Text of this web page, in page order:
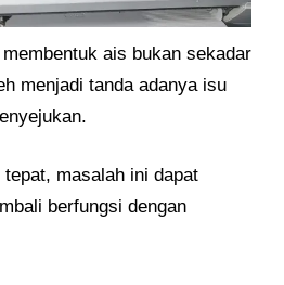
ais bukan sekadar
menjadi tanda adanya isu
tepat, masalah ini dapat
berfungsi dengan